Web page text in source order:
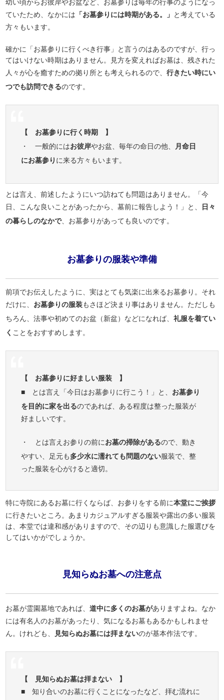
幼い頃からお彼岸やお盆など、お墓参りは毎年の行事のようになっ
ていたため、なかには 「お墓参りには時期がある。」 と考えている
方々もいます。
確かに「お墓参りに行くべき行事」と言うのはあるのですが、行っ
てはいけない時期はありません。見方を変えればお墓は、残された
人々が心を癒すための拠り所とも考えられるので、行きたい時にい
つでも訪問できるのです。
【 お墓参りに行く時期 】
・ 一般的にはお彼岸やお盆、毎年の命日の他、
月命日
にお墓参り に来る方々もいます。
とは言え、前述したようにいつ訪ねても問題はありません。「今
日、こんな良いことがあったから、墓前に報告しよう！」と、
日々
の暮らしのなかで、お墓参りがあっても良いのです。
お墓参りの服装や準備
前項でお伝えしたように、実はとても気楽に出来るお墓参り。それ
だけに、 お墓参りの服装もさほど決まり事はありません。ただしも
ちろん、法事や初めてのお盆（新盆）などになれば、礼服を着てい
く ことをおすすめします。
【 お墓参りに好ましい服装 】
■ とは言え「今日はお墓参りに行こう！」と、 お墓参り
を目的に家を出るのであれば、ある程度は整った服装が
好ましいです。
・ とは言えお参りの前にお墓の掃除があるので、動き
やすい、足元も多少水に濡れても問題のない服装で、整
った服装を心がけると適切。
特に寺院にあるお墓に行くならば、お参りをする前に本堂にご挨拶
に行きたいところ。あまりカジュアルすぎる服装や露出の多い服装
は、本堂では違和感がありますので、その辺りも意識した服選びを
してはいかがでしょうか。
見知らぬお墓への注意点
お墓が霊園墓地であれば、道中に多くのお墓がありますよね。なか
には有名人のお墓があったり、気になるお墓もあるかもしれませ
ん。けれども、
見知らぬお墓には拝まないのが基本作法です。
【 見知らぬお墓は拝まない 】
■ 知り合いのお墓に行くことになったなど、拝む流れに